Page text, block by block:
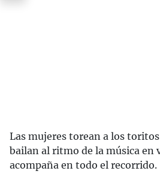
Las mujeres torean a los
bailan al ritmo de la música en
acompaña en todo el recorrido.